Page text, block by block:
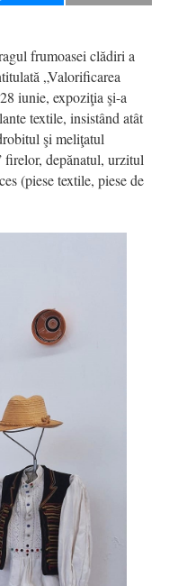
frumoasei clădiri a
„Valorificarea
iunie, expoziţia şi-a
textile, insistând atât
şi meliţatul
depănatul, urzitul
(piese textile, piese de